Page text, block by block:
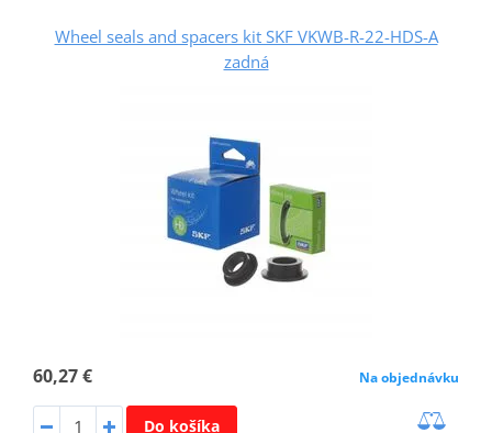
Wheel seals and spacers kit SKF VKWB-R-22-HDS-A
zadná
60,27 € Na objednávku
Do košíka